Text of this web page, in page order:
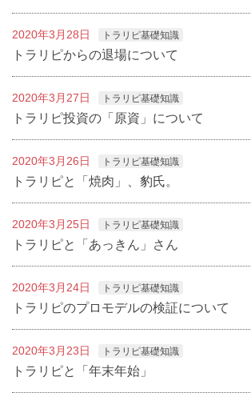
2020年3月28日 トラリピ基礎知識
トラリピからの退場について
2020年3月27日 トラリピ基礎知識
トラリピ投資の「原資」について
2020年3月26日 トラリピ基礎知識
トラリピと「焼肉」、豹氏。
2020年3月25日 トラリピ基礎知識
トラリピと「あっきん」さん
2020年3月24日 トラリピ基礎知識
トラリピのプロモデルの検証について
2020年3月23日 トラリピ基礎知識
トラリピと「年末年始」